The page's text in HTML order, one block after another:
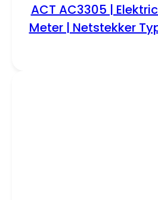
ACT AC3305 |
Meter | Netstekker